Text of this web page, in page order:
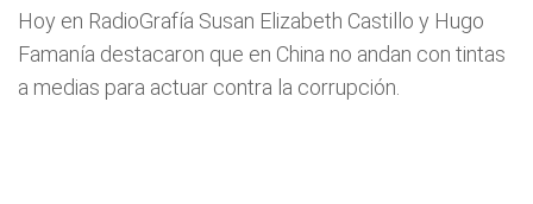
Hoy en RadioGrafía Susan Elizabeth Castillo y Hugo
Famanía destacaron que en China no andan con tintas
a medias para actuar contra la corrupción.